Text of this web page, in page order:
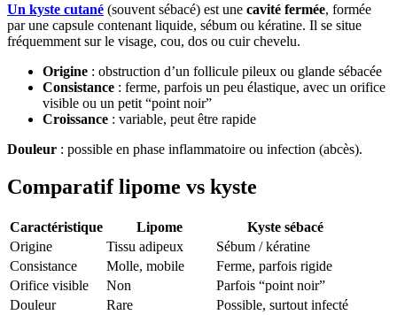
Un kyste cutané (souvent sébacé) est une cavité fermée, formée
par une capsule contenant liquide, sébum ou kératine. Il se situe
fréquemment sur le visage, cou, dos ou cuir chevelu.
Origine : obstruction d’un follicule pileux ou glande sébacée
Consistance : ferme, parfois un peu élastique, avec un orifice
visible ou un petit “point noir”
Croissance : variable, peut être rapide
Douleur : possible en phase inflammatoire ou infection (abcès).
Comparatif lipome vs kyste
Caractéristique Lipome
Kyste sébacé
Origine
Tissu adipeux
Sébum / kératine
Consistance
Molle, mobile
Ferme, parfois rigide
Orifice visible
Non
Parfois “point noir”
Douleur
Rare
Possible, surtout infecté